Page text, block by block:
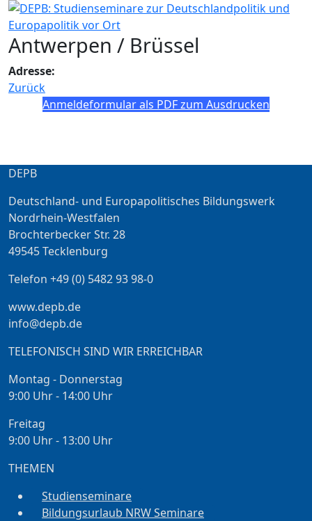
Antwerpen / Brüssel
Adresse:
Zurück
Anmeldeformular als PDF zum Ausdrucken
DEPB
Deutschland- und Europapolitisches Bildungswerk
Nordrhein-Westfalen
Brochterbecker Str. 28
49545 Tecklenburg
Telefon +49 (0) 5482 93 98-0
www.depb.de
info@depb.de
TELEFONISCH SIND WIR ERREICHBAR
Montag - Donnerstag
9:00 Uhr - 14:00 Uhr
Freitag
9:00 Uhr - 13:00 Uhr
THEMEN
Studienseminare
Bildungsurlaub NRW Seminare